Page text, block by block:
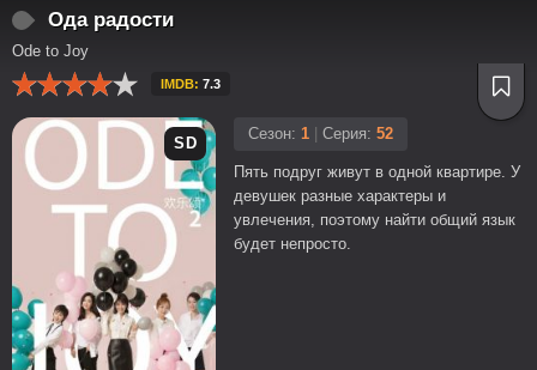
Ода радости
Ode to Joy
IMDB: 7.3
SD
Сезон: 1 Серия: 52
Пять подруг живут в одной квартире. У
девушек разные характеры и
увлечения, поэтому найти общий язык
будет непросто.